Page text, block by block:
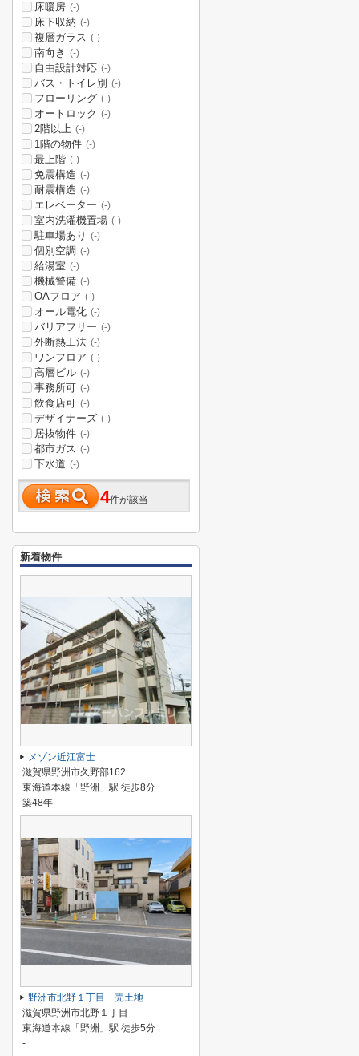
床暖房 (-)
床下収納 (-)
複層ガラス (-)
南向き (-)
自由設計対応 (-)
バス・トイレ別 (-)
フローリング (-)
オートロック (-)
2階以上 (-)
1階の物件 (-)
最上階 (-)
免震構造 (-)
耐震構造 (-)
エレベーター (-)
室内洗濯機置場 (-)
駐車場あり (-)
個別空調 (-)
給湯室 (-)
機械警備 (-)
OAフロア (-)
オール電化 (-)
バリアフリー (-)
外断熱工法 (-)
ワンフロア (-)
高層ビル (-)
事務所可 (-)
飲食店可 (-)
デザイナーズ (-)
居抜物件 (-)
都市ガス (-)
下水道 (-)
4件が該当
新着物件
メゾン近江富士
滋賀県野洲市久野部162
東海道本線「野洲」駅 徒歩8分
築48年
野洲市北野１丁目 売土地
滋賀県野洲市北野１丁目
東海道本線「野洲」駅 徒歩5分
-